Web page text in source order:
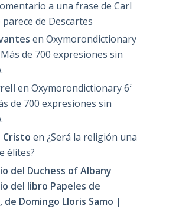
a una frase de Carl
de Descartes
en Oxymorondictionary
de 700 expresiones sin
en Oxymorondictionary 6ª
de 700 expresiones sin
Cristo en ¿Será la religión una
élites?
del Duchess of Albany
del libro Papeles de
de Domingo Lloris Samo |